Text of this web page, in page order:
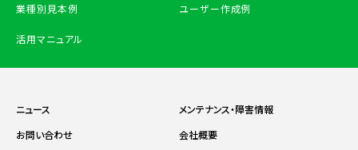
業種別見本例 ユーザー作成例
活用マニュアル
ニュース
メンテナンス・障害情報
お問い合わせ
会社概要